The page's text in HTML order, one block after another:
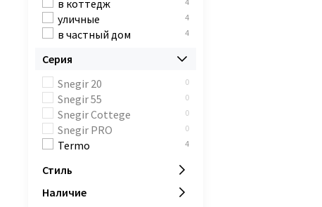
в коттедж
уличные 4
в частный дом 4
Серия
Snegir 20
0
Snegir 55 0
Snegir Cottege 0
Snegir PRO 0
Termo 4
Стиль
Наличие